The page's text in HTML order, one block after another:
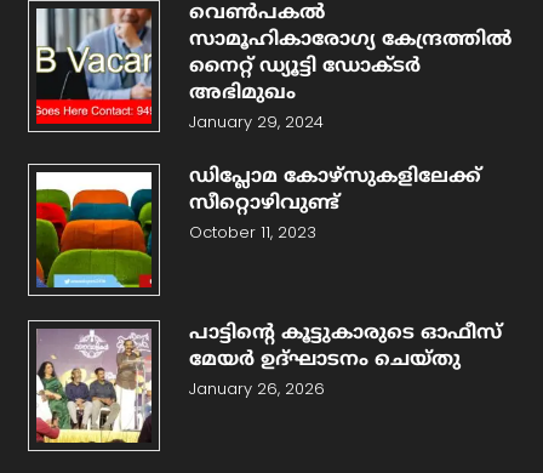
വെണ്‍പകല്‍
സാമൂഹികാരോഗ്യ കേന്ദ്രത്തില്‍
നൈറ്റ് ഡ്യൂട്ടി ഡോക്ടര്‍
അഭിമുഖം
January 29, 2024
ഡിപ്ലോമ കോഴ്‌സുകളിലേക്ക്
സീറ്റൊഴിവുണ്ട്
October 11, 2023
പാട്ടിന്റെ കൂട്ടുകാരുടെ ഓഫീസ്
മേയർ ഉദ്ഘാടനം ചെയ്തു
January 26, 2026